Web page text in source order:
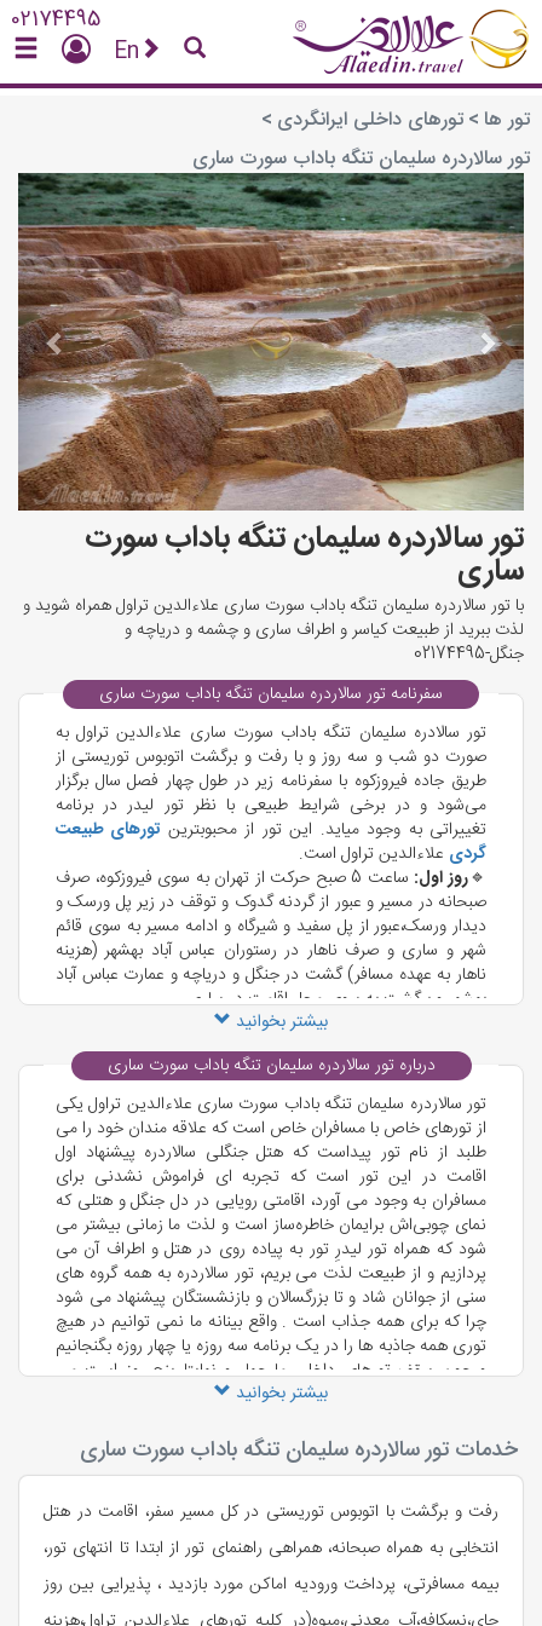
02174495
En
تور ها >تورهای داخلی ایرانگردی >
تور سالاردره سلیمان تنگه باداب سورت ساری
Next
تور سالاردره سلیمان تنگه باداب سورت
ساری
با تور سالاردره سلیمان تنگه باداب سورت ساری علاءالدین تراول همراه شوید و
لذت ببرید از طبیعت کیاسر و اطراف ساری و چشمه و دریاچه و
جنگل-02174495
سفرنامه تور سالاردره سلیمان تنگه باداب سورت ساری
تور سالادره سلیمان تنگه باداب سورت ساری علاءالدین تراول به
صورت دو شب و سه روز و با رفت و برگشت اتوبوس توریستی از
طریق جاده فیروزکوه با سفرنامه زیر در طول چهار فصل سال برگزار
می‌شود و در برخی شرایط طبیعی با نظر تور لیدر در برنامه
تغییراتی به وجود میاید. این تور از محبوبترین تورهای طبیعت
گردی علاءالدین تراول است.
🔹روز اول:
ساعت 5 صبح حرکت از تهران به سوی فیروزکوه، صرف
صبحانه در مسیر و عبور از گردنه گدوک و توقف در زیر پل ورسک و
دیدار ورسک،عبور از پل سفید و شیرگاه و ادامه مسیر به سوی قائم
شهر و ساری و صرف ناهار در رستوران عباس آباد بهشهر (هزینه
ناهار به عهده مسافر) گشت در جنگل و دریاچه و عمارت عباس آباد
بهشهر و برگشت به سوی محل اقامت در ساری
ساعت 8 صبح و پس از صرف صبحانه و آمادگی لباس
مناسب و کفش پیاده روی و حرکت به سوی چشمه های باداب
سورت ساری به طول مسیر دو ساعت و نیم و دیدار از چشمه های
رنگی آب شور سورت چشمه، صرف ناهار در هتل هفت خال
کیاسر(هزینه ناهار به عهده مسافر) و حرکت به سوی دریاچه چورت
یا دریاچه میانشه و عبور از جنگل های کیاسر در مسیر یک ساعت
ونیم دریاچه چورت (بخش از مسیر با ماشین محلی تا دریاچه طی
می شود)، طبیعت گردی در کنار دریاچه و برگشت به سوی هتل
محل اقامت
🔹روز سوم:
ساعت 8 صبح تحویل اتاق ها،صرف صبحانه و حرکت
به سوی سلیمان تنگه در مسیر چهل دقیقه‌ای و دیدار از سد تجن و
طبیعتسلیمان تنگه(سد شهید رجایی ) و برگشت به سوی ساری
و دیدار از ساحل فرح آباد ساری، عمارت کلبادی ساری، صرف ناهار
در ساری(هزینه ناهار به عهده مسافر) برگشت به سوی تهران و
رسیدن تا حدود ساعت 9 شب
بیشتر بخوانید
درباره تور سالاردره سلیمان تنگه باداب سورت ساری
تور سالاردره سلیمان تنگه باداب سورت ساری علاءالدین تراول یکی
از تورهای خاص با مسافران خاص است که علاقه مندان خود را می
طلبد از نام تور پیداست که هتل جنگلی سالاردره پیشنهاد اول
اقامت در این تور است که تجربه ای فراموش نشدنی برای
مسافران به وجود می آورد، اقامتی رویایی در دل جنگل و هتلی که
نمای چوبی‌اش برایمان خاطره‌ساز است و لذت ما زمانی بیشتر می
شود که همراه تور لیدرِ تور به پیاده روی در هتل و اطراف آن می
پردازیم و از طبیعت لذت می بریم، تور سالاردره به همه گروه های
سنی از جوانان شاد و تا بزرگسالان و بازنشستگان پیشنهاد می شود
چرا که برای همه جذاب است . واقع بینانه ما نمی توانیم در هیچ
توری همه جاذبه ها را در یک برنامه سه روزه یا چهار روزه بگنجانیم
و چون سقف تورهای داخلی ما چهار و نهایتا پنج روز است می
بایست در هر یک از مسیرها چند جاذبه را هدف گذاری کنیم و حالا
است که البته ما به دلیل شرایط خاصهتل سالاردره ، اقامت در
این هتل جنگلی را به شما پیشنهاد می کنیم.با توجه به مسیر تور
صورت زمینی با اتوبوس اجرا می شود و البته که ساری پرواز روزانه
به تهران دارد و قطار هم هست، اما لذت بردن از جاده و دیدنی ها
با اتوبوس امکان پذیر است لذا تور به صورت زمینی برگزار می شود
و هدف تور دیدار از چند جاذبه جادویی مازندران در ساری و کیاسر
و بهشهر است از جملهسیلمان تنگهساری،چشمه های باداب
بیشتر بخوانید
خدمات تور سالاردره سلیمان تنگه باداب سورت ساری
رفت و برگشت با اتوبوس توریستی در کل مسیر سفر، اقامت در هتل
انتخابی به همراه صبحانه، همراهی راهنمای تور از ابتدا تا انتهای تور،
بیمه مسافرتی، پرداخت ورودیه اماکن مورد بازدید ، پذیرایی بین روز